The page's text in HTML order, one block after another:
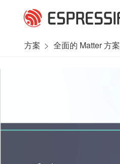
方案 全面的 Matter 方案